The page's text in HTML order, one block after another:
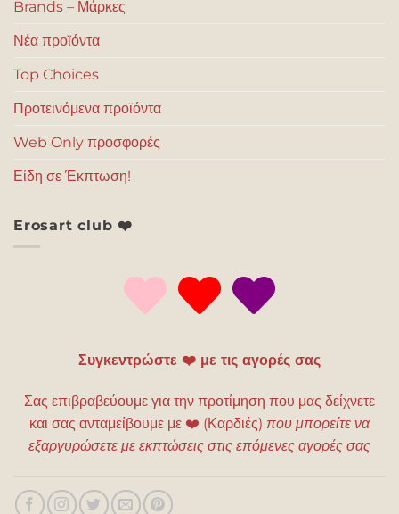
Brands – Μάρκες
Νέα προϊόντα
Top Choices
Προτεινόμενα προϊόντα
Web Only προσφορές
Είδη σε Έκπτωση!
Erosart club ❤️
Συγκεντρώστε ❤️ με τις αγορές σας
Σας επιβραβεύουμε για την προτίμηση που μας δείχνετε
και σας ανταμείβουμε με ❤️ (Καρδιές) που μπορείτε να
εξαργυρώσετε με εκπτώσεις στις επόμενες αγορές σας